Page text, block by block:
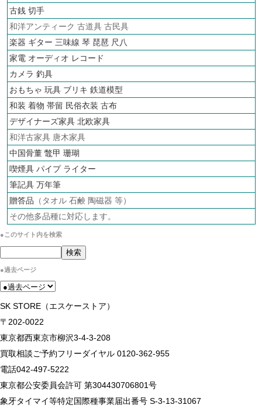
古銭 切手
和洋アンティーク 古道具 古民具
楽器 ギター 三味線 琴 琵琶 尺八
家電 オーディオ レコード
カメラ 釣具
おもちゃ 玩具 ブリキ 鉄道模型
和装 着物 帯留 民俗衣装 古布
デザイナーズ家具 北欧家具
和洋古家具 唐木家具
中国骨董 鼈甲 珊瑚
喫煙具 パイプ ライター
筆記具 万年筆
贈答品 （タオル 石鹸 陶磁器 等）
その他多品種に対応します。
●このサイト内を検索
●過去ページ
SK STORE（エスケーストア）
〒202-0022
東京都西東京市柳沢3-4-3-208
買取相談ご予約フリーダイヤル 0120-362-955
電話042-497-5222
東京都公安委員会許可 第304430706801号
象牙タイマイ等特定国際種事業届出番号 S-3-13-31067